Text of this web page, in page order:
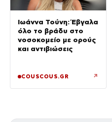
Ιωάννα Τούνη: Έβγαλα
όλο το βράδυ στο
νοσοκομείο με ορούς
και αντιβιώσεις
COUSCOUS.GR ↗